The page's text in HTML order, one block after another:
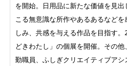
を開始。日用品に新たな価値を見
こる無意識な所作やあるあるなど
しみ、共感を与える作品を目指す
どきわたし」の個展を開催。その
勤職員、ふしぎクリエイティブアシ